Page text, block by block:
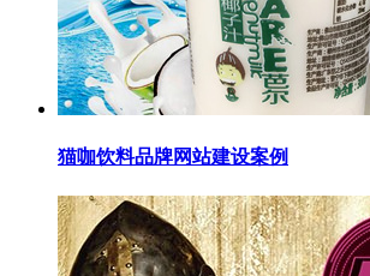
猫咖饮料品牌网站建设案例